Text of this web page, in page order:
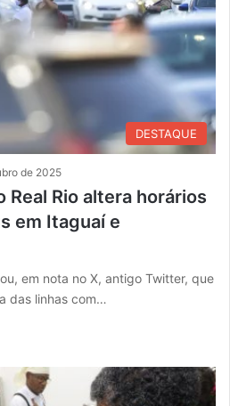
DESTAQUE
de 2025
Real Rio altera horários
em Itaguaí e
em nota no X, antigo Twitter, que
das linhas com…